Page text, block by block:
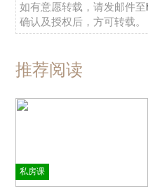
如有意愿转载，请发邮件至
确认及授权后，方可转载。
推荐阅读
私房课